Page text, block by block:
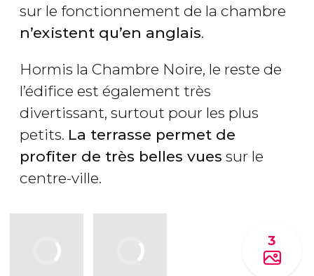
sur le fonctionnement de la chambre
n’existent qu’en anglais.
Hormis la Chambre Noire, le reste de
l’édifice est également très
divertissant, surtout pour les plus
petits. La terrasse permet de
profiter de très belles vues sur le
centre-ville.
3